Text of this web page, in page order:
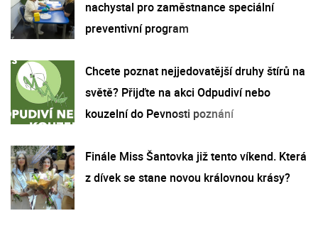
nachystal pro zaměstnance speciální
preventivní program
Chcete poznat nejjedovatější druhy štírů na
světě? Přijďte na akci Odpudiví nebo
kouzelní do Pevnosti poznání
Finále Miss Šantovka již tento víkend. Která
z dívek se stane novou královnou krásy?